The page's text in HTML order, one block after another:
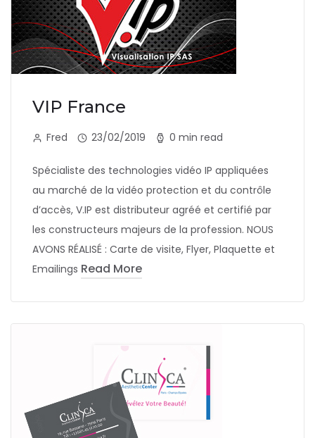
VIP France
Fred 23/02/2019 0 min read
Spécialiste des technologies vidéo IP appliquées
au marché de la vidéo protection et du contrôle
d’accès, V.IP est distributeur agréé et certifié par
les constructeurs majeurs de la profession. NOUS
AVONS RÉALISÉ : Carte de visite, Flyer, Plaquette et
Emailings Read More